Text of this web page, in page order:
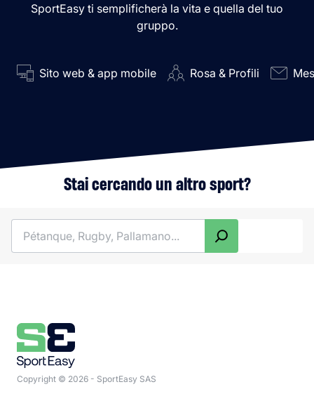
SportEasy ti semplificherà la vita e quella del tuo
gruppo.
Sito web & app mobile Rosa & Profili
Stai cercando un altro sport?
Copyright © 2026 - SportEasy SAS